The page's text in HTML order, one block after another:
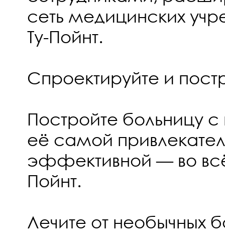
сеть медицинских
Ту-Пойнт.
Спроектируйте и
Постройте больницу с
её самой
эффективной — во
Пойнт.
Лечите от необычных